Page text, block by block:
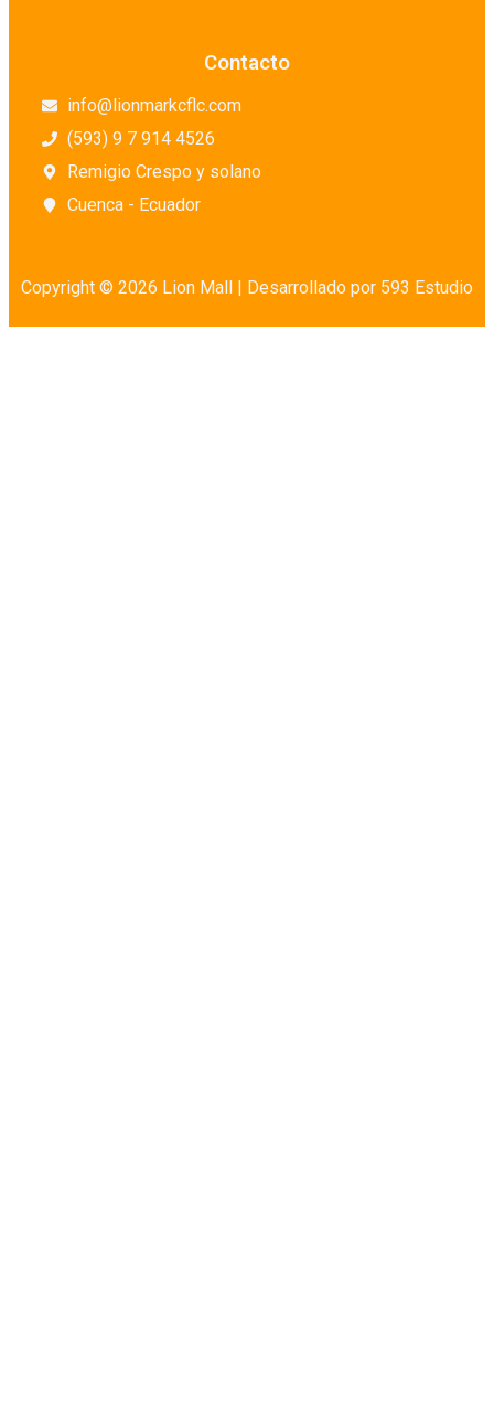
Contacto
info@lionmarkcflc.com
(593) 9 7 914 4526
Remigio Crespo y solano
Cuenca - Ecuador
Copyright © 2026 Lion Mall | Desarrollado por 593 Estudio